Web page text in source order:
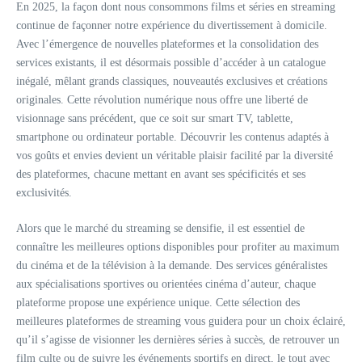
En 2025, la façon dont nous consommons films et séries en streaming
continue de façonner notre expérience du divertissement à domicile.
Avec l’émergence de nouvelles plateformes et la consolidation des
services existants, il est désormais possible d’accéder à un catalogue
inégalé, mêlant grands classiques, nouveautés exclusives et créations
originales. Cette révolution numérique nous offre une liberté de
visionnage sans précédent, que ce soit sur smart TV, tablette,
smartphone ou ordinateur portable. Découvrir les contenus adaptés à
vos goûts et envies devient un véritable plaisir facilité par la diversité
des plateformes, chacune mettant en avant ses spécificités et ses
exclusivités.
Alors que le marché du streaming se densifie, il est essentiel de
connaître les meilleures options disponibles pour profiter au maximum
du cinéma et de la télévision à la demande. Des services généralistes
aux spécialisations sportives ou orientées cinéma d’auteur, chaque
plateforme propose une expérience unique. Cette sélection des
meilleures plateformes de streaming vous guidera pour un choix éclairé,
qu’il s’agisse de visionner les dernières séries à succès, de retrouver un
film culte ou de suivre les événements sportifs en direct, le tout avec